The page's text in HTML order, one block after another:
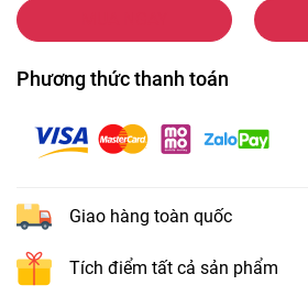
Phương thức thanh toán
Giao hàng toàn quốc
Tích điểm tất cả sản phẩm